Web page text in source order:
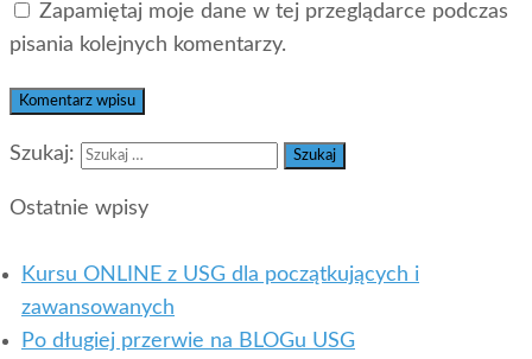
Zapamiętaj moje dane w tej przeglądarce podczas
pisania kolejnych komentarzy.
Szukaj:
Ostatnie wpisy
Kursu ONLINE z USG dla początkujących i
zawansowanych
Po długiej przerwie na BLOGu USG